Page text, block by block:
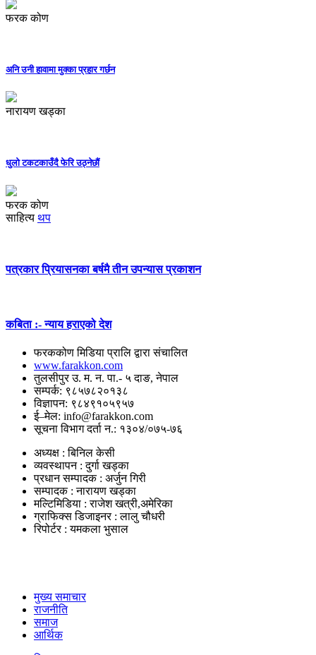
फरक कोण
अनि उनी हावामा मुक्का प्रहार गर्छन
नारायण खड्का
धुलो टकटकाउँदै फेरि उठ्नेछौं
फरक कोण
साहित्य थप
पत्रकार प्रियासनका बर्षमै तीन उपन्यास प्रकाशन
कबिता :- न्याय हराएको देश
फरककोण मिडिया प्रालि द्वारा संचालित
www.farakkon.com
तुलसीपुर उ. म. न. पा.- ५ दाङ, नेपाल
सम्पर्क: ९८५७८२०१३८
विज्ञापन: ९८४९१०५९५७
ई–मेल: info@farakkon.com
सूचना विभाग दर्ता न.: १३०४/०७५-७६
अध्यक्ष : बिनिल केसी
व्यवस्थापन : दुर्गा खड्का
प्रधान सम्पादक : अर्जुन गिरी
सम्पादक : नारायण खड्का
मल्टिमिडिया : राजेश खत्री,अमेरिका
ग्राफिक्स डिजाइनर : लालु चौधरी
रिपोर्टर : यमकला भुसाल
मुख्य समाचार
राजनीति
समाज
आर्थिक